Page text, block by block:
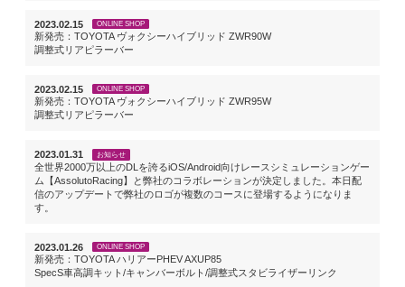
2023.02.15 ONLINE SHOP
新発売：TOYOTA ヴォクシーハイブリッド ZWR90W
調整式リアピラーバー
2023.02.15 ONLINE SHOP
新発売：TOYOTA ヴォクシーハイブリッド ZWR95W
調整式リアピラーバー
2023.01.31 お知らせ
全世界2000万以上のDLを誇るiOS/Android向けレースシミュレーションゲー
ム【AssolutoRacing】と弊社のコラボレーションが決定しました。本日配
信のアップデートで弊社のロゴが複数のコースに登場するようになりま
す。
2023.01.26 ONLINE SHOP
新発売：TOYOTA ハリアーPHEV AXUP85
SpecS車高調キット/キャンバーボルト/調整式スタビライザーリンク